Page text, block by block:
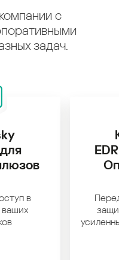
с
задач.
в
ваших